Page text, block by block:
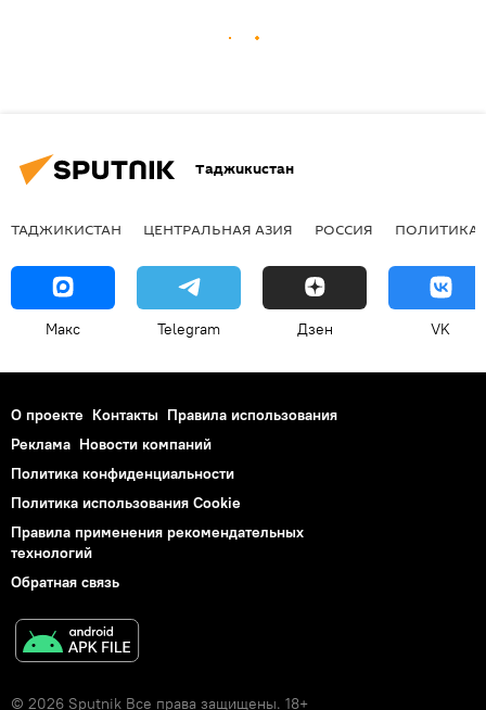
Таджикистан
ТАДЖИКИСТАН ЦЕНТРАЛЬНАЯ АЗИЯ РОССИЯ ПОЛИТИКА
Макс Telegram Дзен VK
О проекте Контакты Правила использования
Реклама Новости компаний
Политика конфиденциальности
Политика использования Cookie
Правила применения рекомендательных
технологий
Обратная связь
© 2026 Sputnik Все права защищены. 18+